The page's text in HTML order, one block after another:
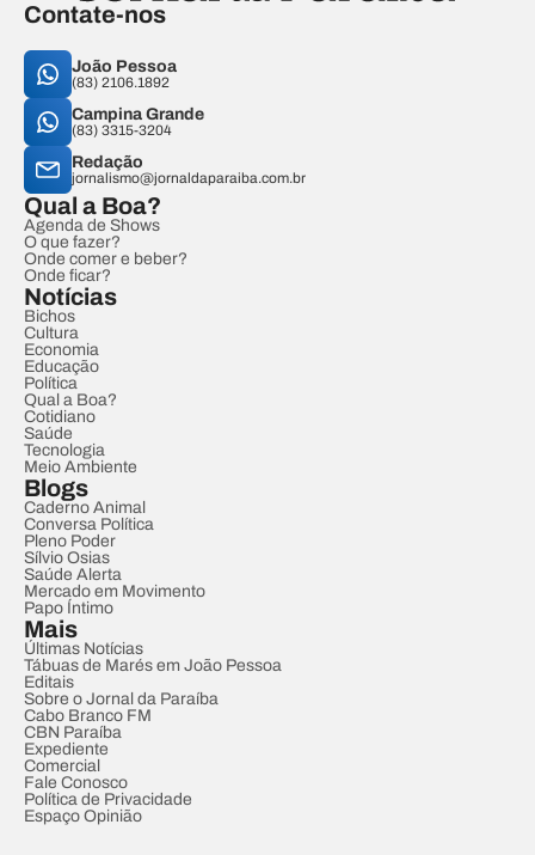
Contate-nos
João Pessoa
(83) 2106.1892
Campina Grande
(83) 3315-3204
Redação
jornalismo@jornaldaparaiba.com.br
Qual a Boa?
Agenda de Shows
O que fazer?
Onde comer e beber?
Onde ficar?
Notícias
Bichos
Cultura
Economia
Educação
Política
Qual a Boa?
Cotidiano
Saúde
Tecnologia
Meio Ambiente
Blogs
Caderno Animal
Conversa Política
Pleno Poder
Sílvio Osias
Saúde Alerta
Mercado em Movimento
Papo Íntimo
Mais
Últimas Notícias
Tábuas de Marés em João Pessoa
Editais
Sobre o Jornal da Paraíba
Cabo Branco FM
CBN Paraíba
Expediente
Comercial
Fale Conosco
Política de Privacidade
Espaço Opinião